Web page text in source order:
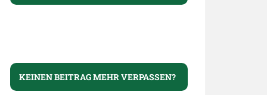
KEINEN BEITRAG MEHR VERPASSEN?